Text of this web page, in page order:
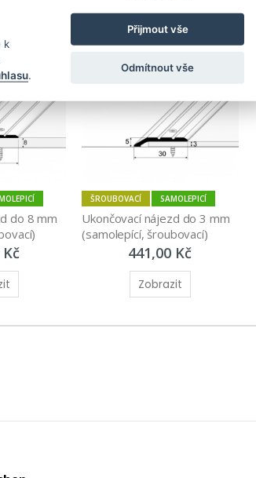
Zobrazit
do 8 mm
ŠROUBOVACÍ SAMOLEPICÍ
Ukončovací nájezd do 3 mm
(samolepící, šroubovací)
441,00 Kč
Zobrazit
k
.
Přijmout vše
Odmítnout vše